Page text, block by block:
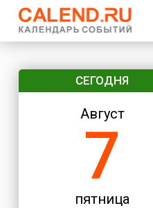
СЕГОДНЯ
Август
7
пятница